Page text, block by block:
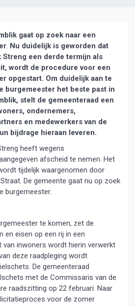
gaat op zoek naar een
. Nu duidelijk is geworden dat
Streng een derde termijn als
wordt de procedure voor een
opgestart. Om duidelijk aan te
burgemeester het beste past in
stelt de gemeenteraad een
ondernemers,
en medewerkers van de
bijdrage hieraan leveren.
heeft wegens
afscheid te nemen. Het
tijdelijk waargenomen door
De gemeente gaat nu op zoek
burgemeester.
te komen, zet de
en eisen op een rij in een
van inwoners wordt hierin verwerkt
deze raadpleging wordt
De gemeenteraad
met de Commissaris van de
raadszitting op 22 februari. Naar
voor de zomer